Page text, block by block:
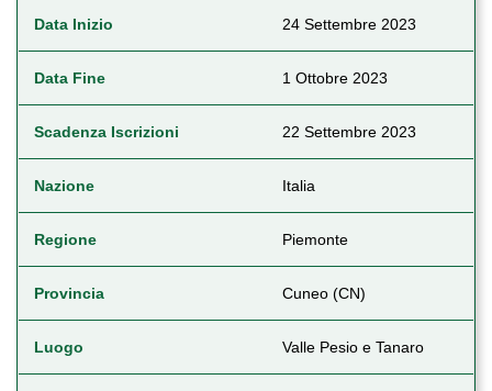
Data Inizio 24 Settembre 2023
Data Fine 1 Ottobre 2023
Scadenza Iscrizioni 22 Settembre 2023
Nazione Italia
Regione Piemonte
Provincia Cuneo (CN)
Luogo Valle Pesio e Tanaro